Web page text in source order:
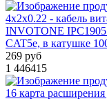
INVOTONE IPC1905
CAT5e, в катушке
269 руб
1 446415